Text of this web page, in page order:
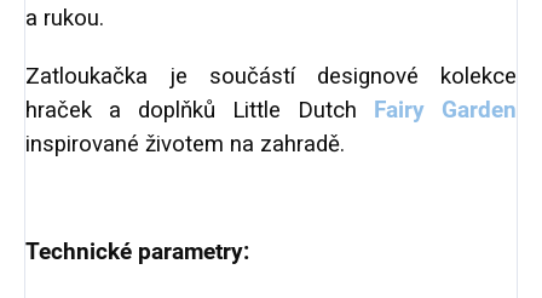
a rukou.
Zatloukačka je součástí designové kolekce
hraček a doplňků Little Dutch Fairy Garden
inspirované životem na zahradě.
Technické parametry: